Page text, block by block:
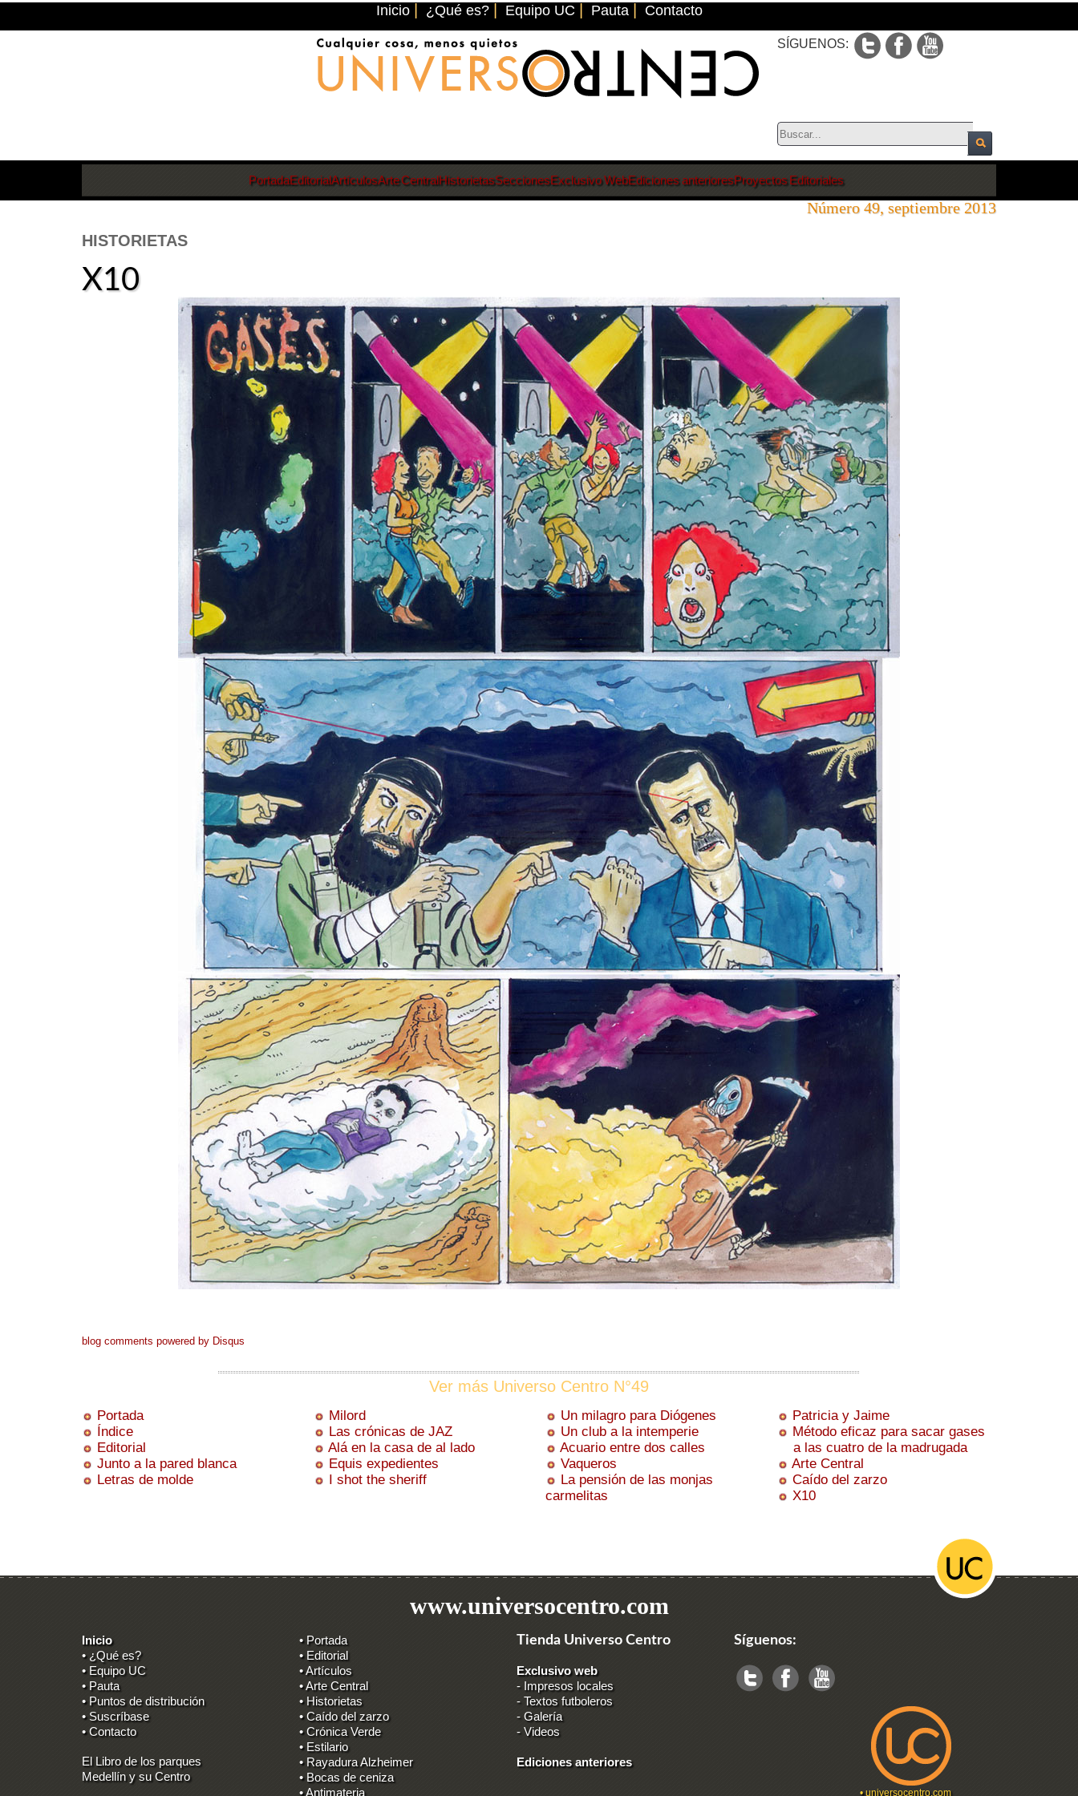
Inicio ¿Qué es? Equipo UC Pauta Contacto
SÍGUENOS:
PortadaEditorialArtículosArte CentralHistorietasSeccionesExclusivo WebEdiciones anterioresProyectos Editoriales
Número 49, septiembre 2013
HISTORIETAS
X10
blog comments powered by Disqus
Ver más Universo Centro N°49
Portada
Índice
Editorial
Junto a la pared blanca
Letras de molde
Milord
Las crónicas de JAZ
Alá en la casa de al lado
Equis expedientes
I shot the sheriff
Un milagro para Diógenes
Un club a la intemperie
Acuario entre dos calles
Vaqueros
La pensión de las monjas
carmelitas
Patricia y Jaime
Método eficaz para sacar gases
a las cuatro de la madrugada
Arte Central
Caído del zarzo
X10
www.universocentro.com
Inicio
• ¿Qué es?
• Equipo UC
• Pauta
• Puntos de distribución
• Suscríbase
• Contacto
El Libro de los parques
Medellín y su Centro
• Portada
• Editorial
• Artículos
• Arte Central
• Historietas
• Caído del zarzo
• Crónica Verde
• Estilario
• Rayadura Alzheimer
• Bocas de ceniza
• Antimateria
Tienda Universo Centro
Exclusivo web
- Impresos locales
-Textos futboleros
-Galería
-Videos
Ediciones anteriores
Síguenos:
•universocentro.com